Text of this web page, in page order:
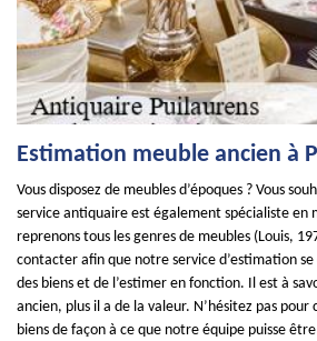
Estimation meuble ancien à
Vous disposez de meubles d’époques ? Vous
service antiquaire est également spécialiste en
reprenons tous les genres de meubles (Louis,
contacter afin que notre service d’estimation
des biens et de l’estimer en fonction. Il est à
ancien, plus il a de la valeur. N’hésitez pas
biens de façon à ce que notre équipe puisse